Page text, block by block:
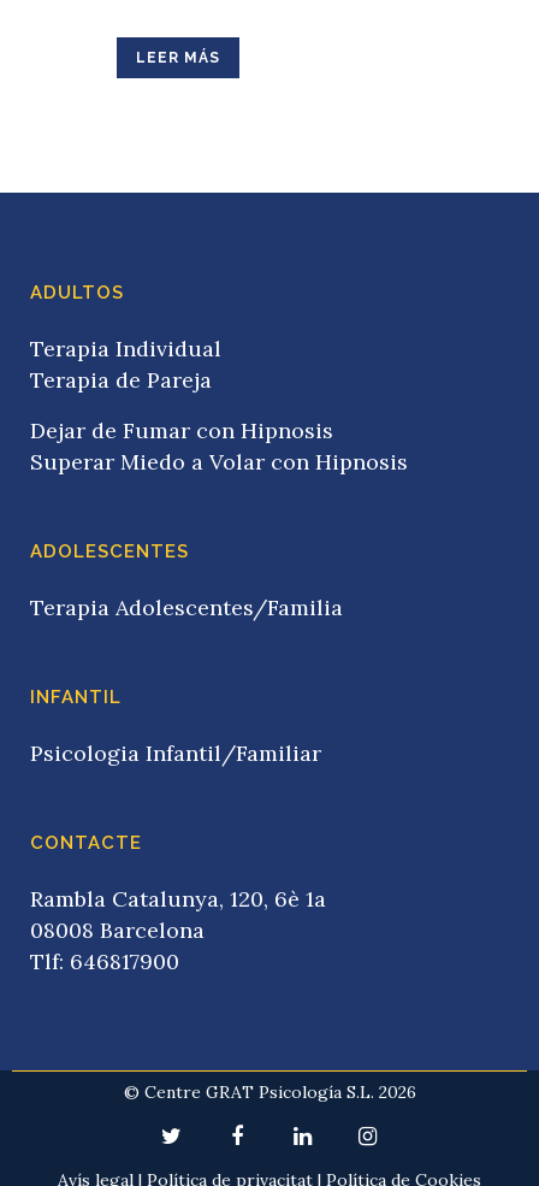
LEER MÁS
ADULTOS
Terapia Individual
Terapia de Pareja
Dejar de Fumar con Hipnosis
Superar Miedo a Volar con Hipnosis
ADOLESCENTES
Terapia Adolescentes/Familia
INFANTIL
Psicologia Infantil/Familiar
CONTACTE
Rambla Catalunya, 120, 6è 1a
08008 Barcelona
Tlf: 646817900
© Centre GRAT Psicología S.L. 2026
Avís legal | Política de privacitat | Política de Cookies